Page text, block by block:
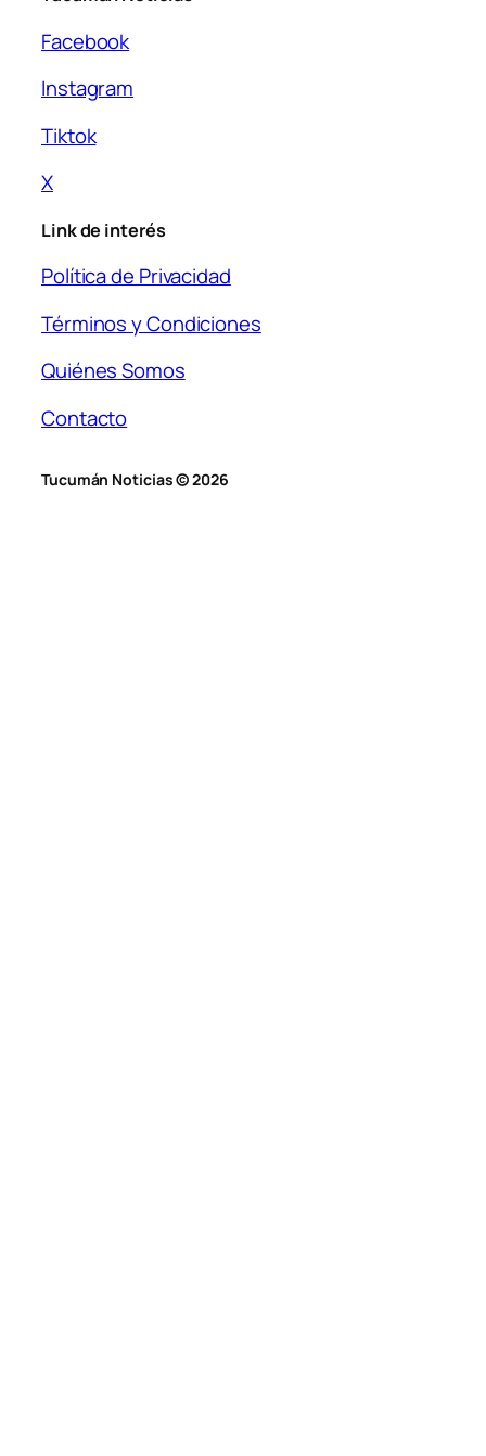
Facebook
Instagram
Tiktok
X
Link de interés
Política de Privacidad
Términos y Condiciones
Quiénes Somos
Contacto
Tucumán Noticias © 2026